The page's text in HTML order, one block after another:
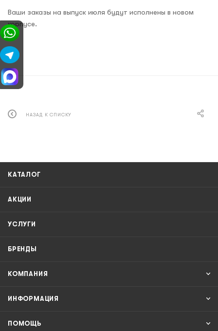
Ваши заказы на выпуск июля будут исполнены в новом
корпусе.
НАЗАД К СПИСКУ
КАТАЛОГ
АКЦИИ
УСЛУГИ
БРЕНДЫ
КОМПАНИЯ
ИНФОРМАЦИЯ
ПОМОЩЬ